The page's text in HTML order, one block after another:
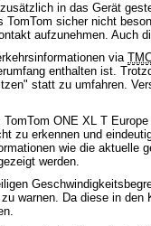
in das Gerät
TomTom sicher nicht
aufzunehmen. Auch
via
enthalten ist.
statt zu umfahren.
ONE XL T
zu erkennen und
wie die
werden.
warnen. Da diese in